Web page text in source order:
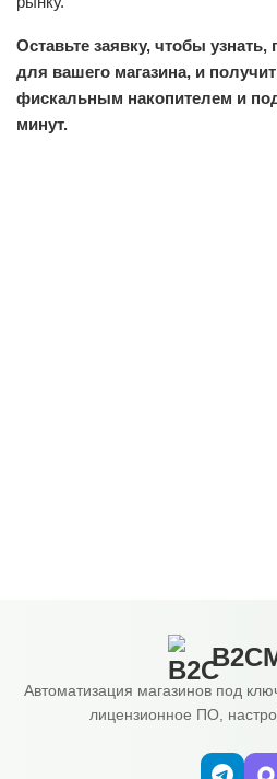
Оставьте заявку, чтобы
для вашего магазина, и
фискальным накопителем и
минут.
Автоматизация магазинов под
лицензионное ПО,